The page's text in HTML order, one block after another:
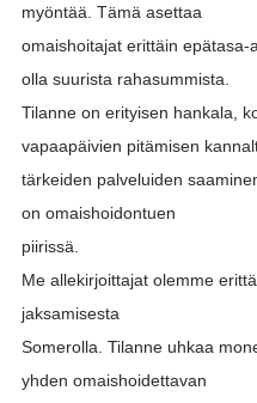
myöntää. Tämä asettaa
omaishoitajat erittäin
olla suurista rahasummista.
Tilanne on erityisen hankala,
vapaapäivien pitämisen
tärkeiden palveluiden
on omaishoidontuen
piirissä.
Me allekirjoittajat olemme
jaksamisesta
Somerolla. Tilanne uhkaa
yhden omaishoidettavan